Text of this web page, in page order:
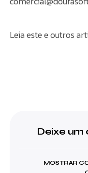
Leia este e outros
Deixe um
MOSTRAR